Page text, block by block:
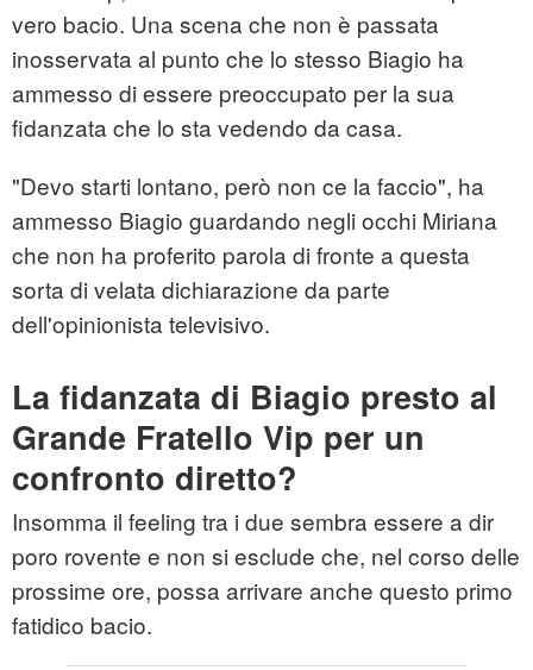
vero bacio. Una scena che non è passata
inosservata al punto che lo stesso Biagio ha
ammesso di essere preoccupato per la sua
fidanzata che lo sta vedendo da casa.
"Devo starti lontano, però non ce la faccio", ha
ammesso Biagio guardando negli occhi Miriana
che non ha proferito parola di fronte a questa
sorta di velata dichiarazione da parte
dell'opinionista televisivo.
La fidanzata di Biagio presto al
Grande Fratello Vip per un
confronto diretto?
Insomma il feeling tra i due sembra essere a dir
poro rovente e non si esclude che, nel corso delle
prossime ore, possa arrivare anche questo primo
fatidico bacio.